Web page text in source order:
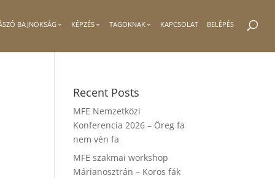
BAJNOKSÁG KÉPZÉS TAGOKNAK KAPCSOLAT BELÉPÉS
Recent Posts
MFE Nemzetközi
Konferencia 2026 – Öreg fa
nem vén fa
MFE szakmai workshop
Márianosztrán – Koros fák